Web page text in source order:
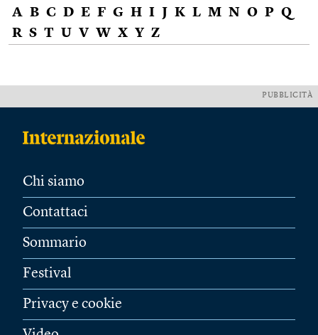
A B C D E F G H I J K L M N O P Q
R S T U V W X Y Z
PUBBLICITÀ
Chi siamo
Contattaci
Sommario
Festival
Privacy e cookie